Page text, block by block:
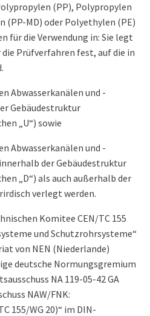
(PP), Polypropylen
(PP-MD) oder Polyethylen (PE)
für die Verwendung in: Sie legt
Prüfverfahren fest, auf die in
Abwasserkanälen und -
Gebäudestruktur
„U“) sowie
Abwasserkanälen und -
der Gebäudestruktur
„D“) als auch außerhalb der
verlegt werden.
Komitee CEN/TC 155
und Schutzrohrsysteme“
von NEN (Niederlande)
deutsche Normungsgremium
NA 119-05-42 GA
NAW/FNK:
155/WG 20)“ im DIN-